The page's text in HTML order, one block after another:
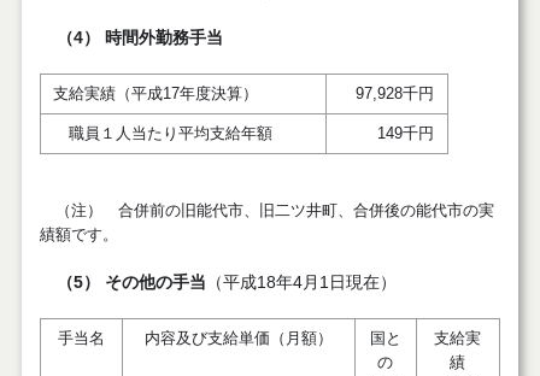
（4） 時間外勤務手当
支給実績（平成17年度決算） 97,928千円
職員１人当たり平均支給年額 149千円
（注） 合併前の旧能代市、旧二ツ井町、合併後の能代市の実
績額です。
（5） その他の手当 （平成18年4月1日現在）
手当名 内容及び支給単価（月額）
国と
の
支給実
績